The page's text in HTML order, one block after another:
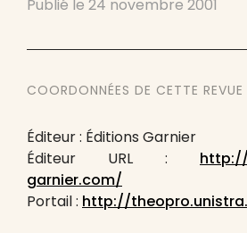
Publié le 24 novembre 2001
COORDONNÉES DE CETTE REVUE
Éditeur : Éditions Garnier
Éditeur URL :
garnier.com/
Portail : http://